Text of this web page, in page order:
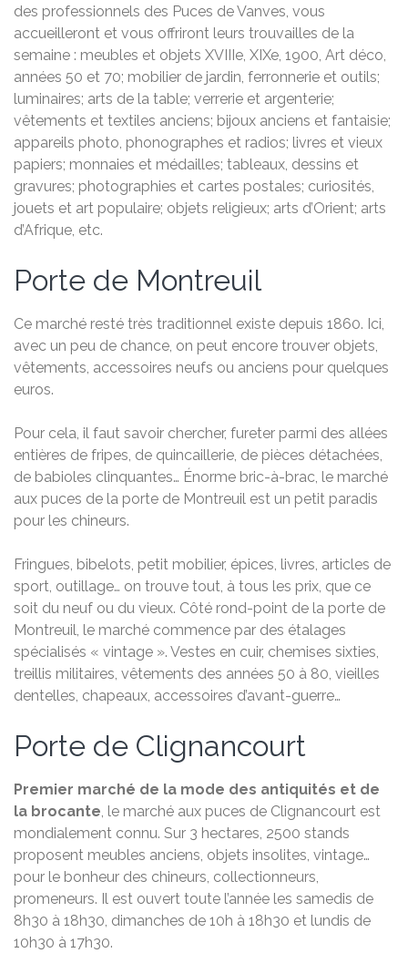
des professionnels des Puces de Vanves, vous
accueilleront et vous offriront leurs trouvailles de la
semaine : meubles et objets XVIIIe, XIXe, 1900, Art déco,
années 50 et 70; mobilier de jardin, ferronnerie et outils;
luminaires; arts de la table; verrerie et argenterie;
vêtements et textiles anciens; bijoux anciens et fantaisie;
appareils photo, phonographes et radios; livres et vieux
papiers; monnaies et médailles; tableaux, dessins et
gravures; photographies et cartes postales; curiosités,
jouets et art populaire; objets religieux; arts d’Orient; arts
d’Afrique, etc.
Porte de Montreuil
Ce marché resté très traditionnel existe depuis 1860. Ici,
avec un peu de chance, on peut encore trouver objets,
vêtements, accessoires neufs ou anciens pour quelques
euros.
Pour cela, il faut savoir chercher, fureter parmi des allées
entières de fripes, de quincaillerie, de pièces détachées,
de babioles clinquantes… Énorme bric-à-brac, le marché
aux puces de la porte de Montreuil est un petit paradis
pour les chineurs.
Fringues, bibelots, petit mobilier, épices, livres, articles de
sport, outillage… on trouve tout, à tous les prix, que ce
soit du neuf ou du vieux. Côté rond-point de la porte de
Montreuil, le marché commence par des étalages
spécialisés « vintage ». Vestes en cuir, chemises sixties,
treillis militaires, vêtements des années 50 à 80, vieilles
dentelles, chapeaux, accessoires d’avant-guerre…
Porte de Clignancourt
Premier marché de la mode des antiquités et de
la brocante, le marché aux puces de Clignancourt est
mondialement connu. Sur 3 hectares, 2500 stands
proposent meubles anciens, objets insolites, vintage…
pour le bonheur des chineurs, collectionneurs,
promeneurs. Il est ouvert toute l’année les samedis de
8h30 à 18h30, dimanches de 10h à 18h30 et lundis de
10h30 à 17h30.